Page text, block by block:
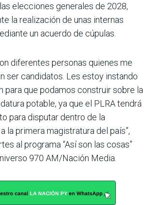
elecciones generales de 2028,
la realización de unas internas
un acuerdo de cúpulas.
diferen­tes personas quienes me
ser candida­tos. Les estoy instando
para que poda­mos construir sobre la
potable, ya que el PLRA tendrá
para disputar dentro de la
la primera magistratura del país”,
al programa “Así son las cosas”
970 AM/Nación Media.